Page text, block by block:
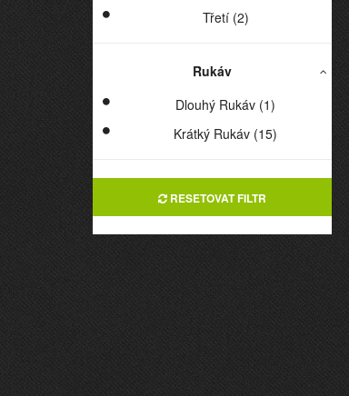
Třetí (2)
Rukáv
Dlouhý Rukáv (1)
Krátký Rukáv (15)
RESETOVAT FILTR